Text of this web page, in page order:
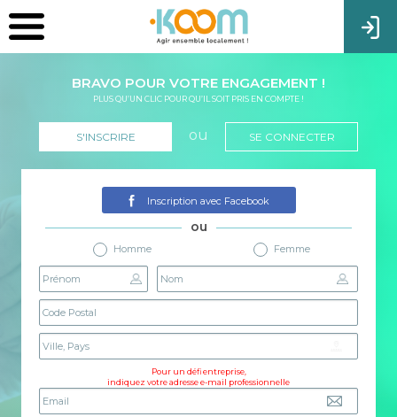
BRAVO POUR VOTRE ENGAGEMENT !
PLUS QU’UN CLIC POUR QU’IL SOIT PRIS EN COMPTE !
S'INSCRIRE ou SE CONNECTER
Inscription avec Facebook
ou
Homme Femme
Pour un défi entreprise,
indiquez votre adresse e-mail professionnelle